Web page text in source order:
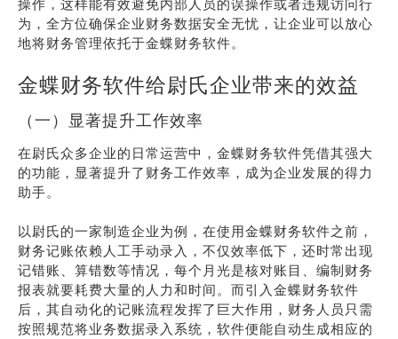
操作，这样能有效避免内部人员的误操作或者违规访问行
为，全方位确保企业财务数据安全无忧，让企业可以放心
地将财务管理依托于金蝶财务软件。
金蝶财务软件给尉氏企业带来的效益
（一）显著提升工作效率
在尉氏众多企业的日常运营中，金蝶财务软件凭借其强大
的功能，显著提升了财务工作效率，成为企业发展的得力
助手。
以尉氏的一家制造企业为例，在使用金蝶财务软件之前，
财务记账依赖人工手动录入，不仅效率低下，还时常出现
记错账、算错数等情况，每个月光是核对账目、编制财务
报表就要耗费大量的人力和时间。而引入金蝶财务软件
后，其自动化的记账流程发挥了巨大作用，财务人员只需
按照规范将业务数据录入系统，软件便能自动生成相应的